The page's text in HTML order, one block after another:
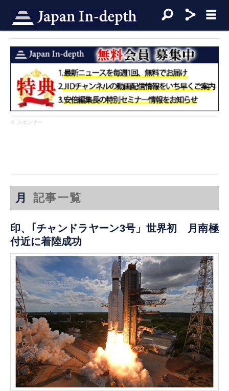
※ スポンサー
月 記事一覧
印、｢チャンドラヤーン3号」世界初 月南極
付近に着陸成功